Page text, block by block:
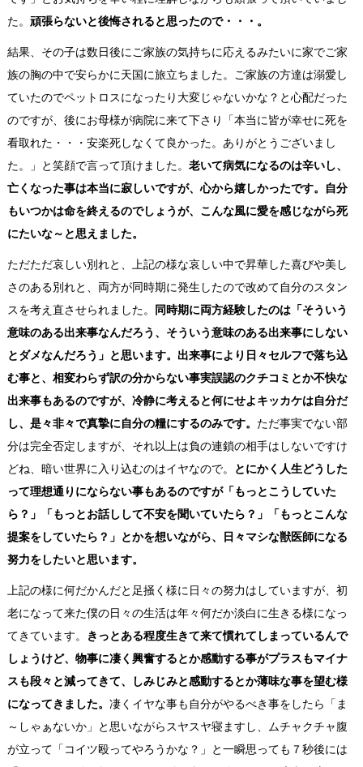
た。 頑張らないと後悔されると思ったので・・・。
結果、その子は数日後にご家族の気持ちに応えるみたいに家でご家
族の胸の中で安らかに天国に旅立ちました。ご家族の方達は溺愛し
ていたのでペットロスになったり大変じゃないかな？と心配だった
のですが、後にお母様が病院に来て下さり「本当に皆が幸せに死を
看取れた・・・安楽死しなくて良かった。ありがとうございまし
た。」と笑顔で言って頂けました。 老いて病気になるのは辛いし、
亡くなった事は本当に寂しいですが、心から嬉しかったです。自分
もいつかは命を終えるのでしょうが、こんな風に愛を感じながら死
にたいな～と思えました。
ただただ哀しい別れと、上記の様な哀しい中で昇華した喜びや美し
さのある別れと、両方が同時期に発生したので改めて自分のスタン
スを考え直させられました。 同時期に両方経験したのは「そういう
意味のある出来事なんだろう、そういう意味のある出来事にしない
とダメなんだろう」と思います。出来事により 日々セルフで落ち込
む事と、相変わらず訳の分からない事実誤認のクチコミとか不快な
出来事もあるのですが、冷静に考えると何にせよキッカケは自分だ
し、 是々非々で真摯に自分の糧にするのみです。 ただ事実でない部
分は完全否定しますが、それ以上は負の連鎖の相手はしないですけ
どね、暗い世界に入り込むのはイヤなので。
とにかく 人生どうした
って理想通りにならない事もあるのですが「もっとこうしていた
ら？」「もっとお話しして不安を聞いていたら？」「もっとこんな
提案をしていたら？」とかを想いながら、日々マシな獣医師になる
努力をしたいと思います。
上記の様に何だかんだと足掻く様に日々の努力はしていますが、初
老になって来た僕の日々の生活は年々何だか淡白に生きる様になっ
てきています。
きっとある程度生きて来て慣れてしまっているんで
しょうけど、物事に凄く興奮するとか感動する事がプラスもマイナ
スも段々と減ってきて、しみじみと感動するとか薄味な事を望む様
になってきました。 凄くイヤな事も自分がやるべき事をしたら「ま
～しゃぁないか」と思いながらスヤスヤ寝ますし、ムチャクチャ腹
が立って「コイツ殴ってやろうかな？」と一瞬思っても７秒後には